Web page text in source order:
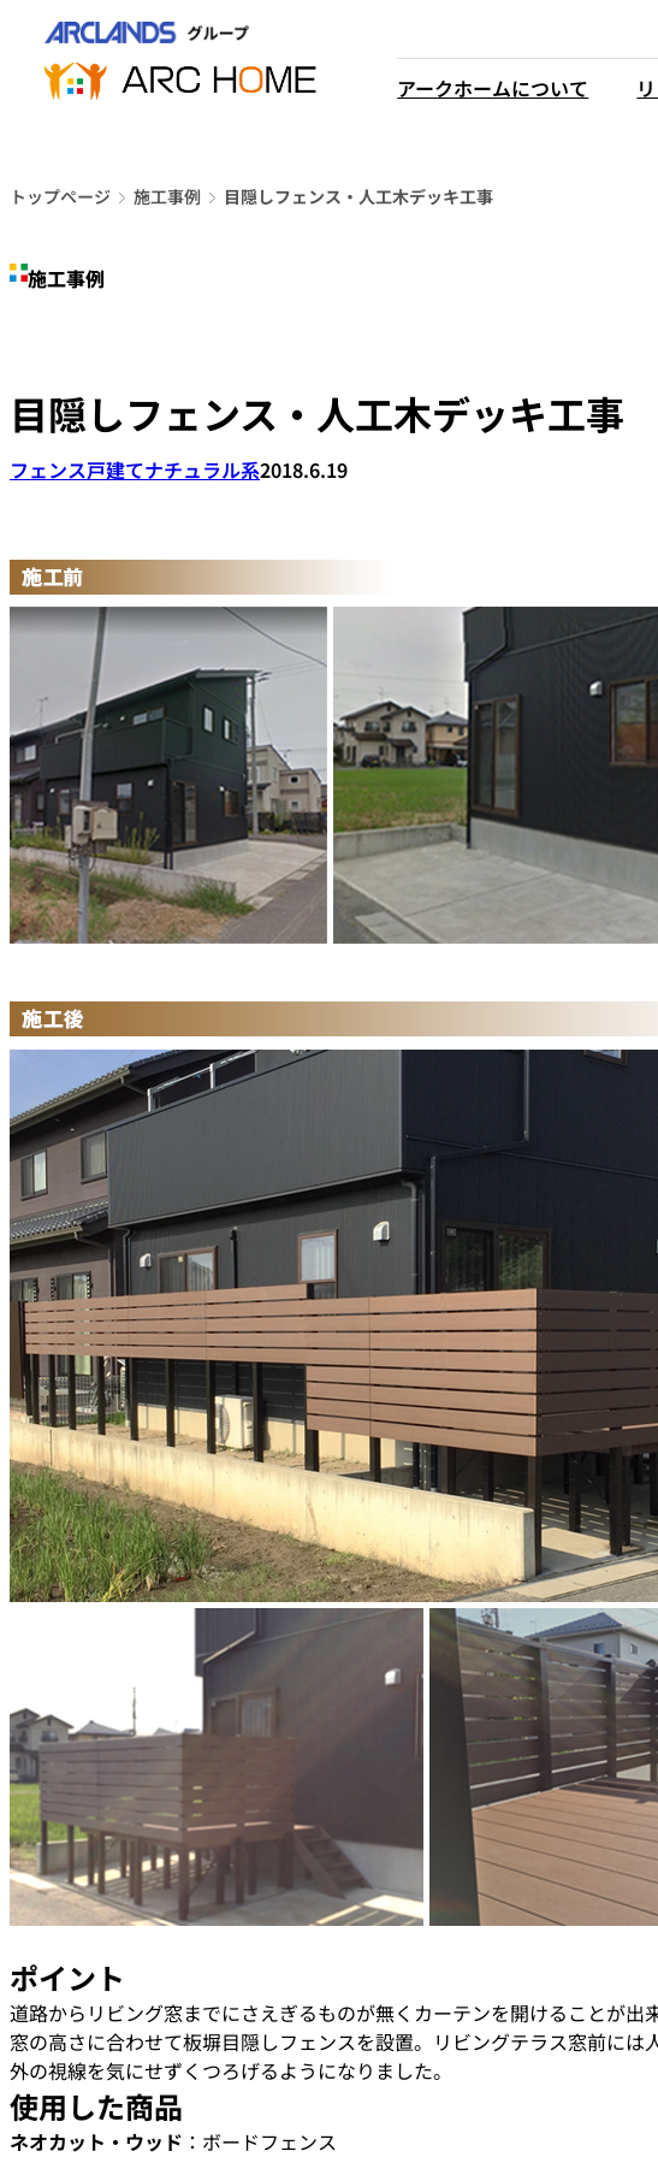
プ
アークホームについて
営業時間は
平日9時から18時までと
なっております
トップページ 施工事例 目隠しフェンス・人工木デッキ工事
施工事例
目隠しフェンス・人工木デッキ工事
フェンス戸建てナチュラル系2018.6.19
ポイント
道路からリビング窓までにさえぎるものが無くカーテンを開けることが出
窓の高さに合わせて板塀目隠しフェンスを設置。リビングテラス窓前には
外の視線を気にせずくつろげるようになりました。
使用した商品
ネオカット・ウッド ：ボードフェンス